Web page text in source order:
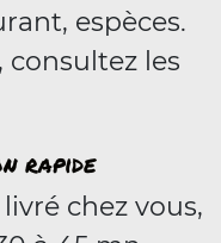
espèces.
consultez les
rapide
chez vous,